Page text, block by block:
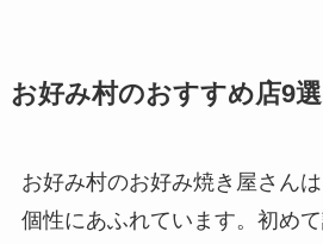
お好み村のおすすめ店9選
お好み村のお好み焼き屋さん
個性にあふれています。初め